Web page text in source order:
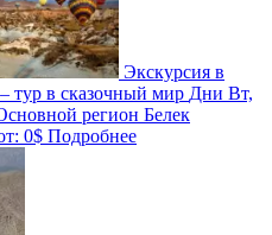
Экскурсия в
тур в сказочный мир Дни Вт,
регион Белек
0$ Подробнее